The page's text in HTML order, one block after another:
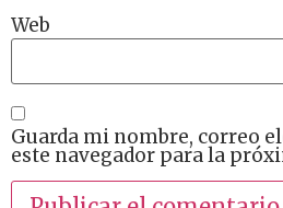
Web
Guarda mi nombre, correo
este navegador para la